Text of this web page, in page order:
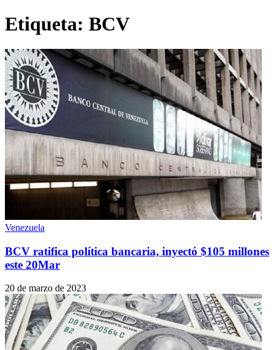
Etiqueta: BCV
Venezuela
BCV ratifica política bancaria, inyectó $105 millones
este 20Mar
20 de marzo de 2023